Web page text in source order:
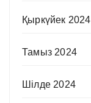
Қыркүйек 2024
Тамыз 2024
Шілде 2024